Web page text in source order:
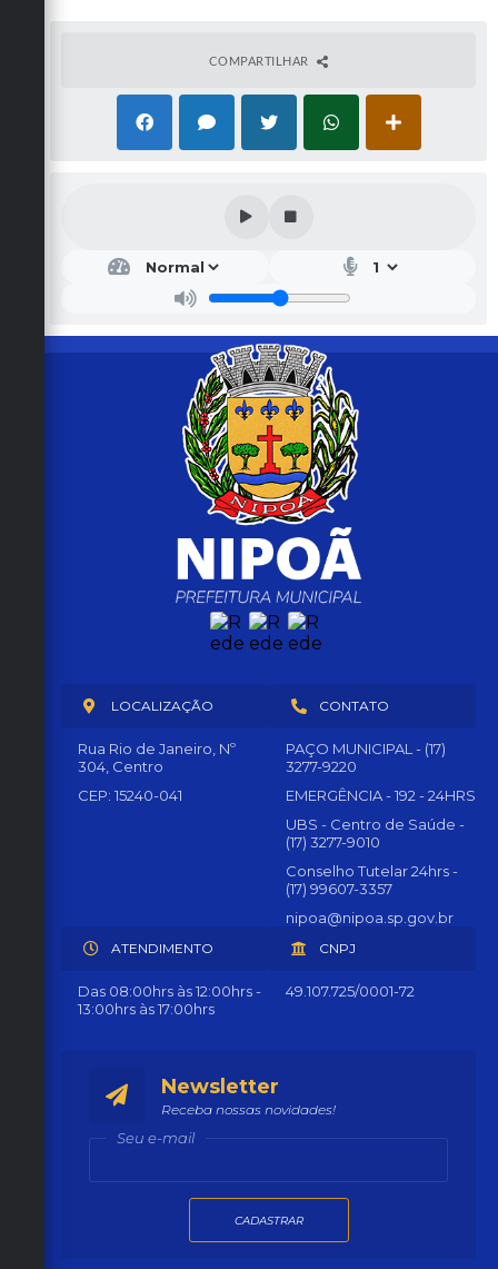
COMPARTILHAR
LOCALIZAÇÃO
Rua Rio de Janeiro, Nº
304, Centro
CEP: 15240-041
CONTATO
PAÇO MUNICIPAL - (17)
3277-9220
EMERGÊNCIA - 192 - 24HRS
UBS - Centro de Saúde -
(17) 3277-9010
Conselho Tutelar 24hrs -
(17) 99607-3357
nipoa@nipoa.sp.gov.br
ATENDIMENTO
Das 08:00hrs às 12:00hrs -
13:00hrs às 17:00hrs
CNPJ
49.107.725/0001-72
Newsletter
Receba nossas novidades!
Seu e-mail
CADASTRAR